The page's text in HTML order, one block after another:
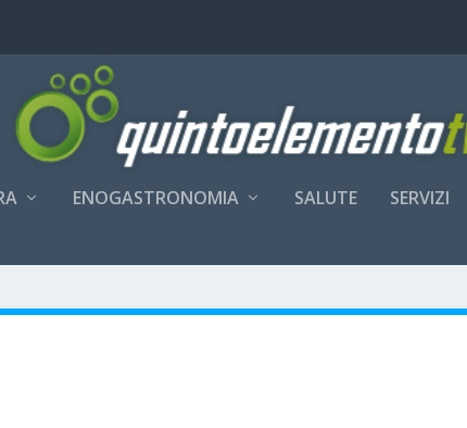
ENOGASTRONOMIA SALUTE SERVIZI